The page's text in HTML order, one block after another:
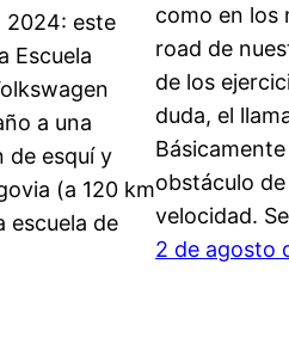
2024: este
Escuela
a una
de esquí y
(a 120 km
escuela de
como en los
road de
de los
duda, el
obstáculo
velocidad.
2 de agosto